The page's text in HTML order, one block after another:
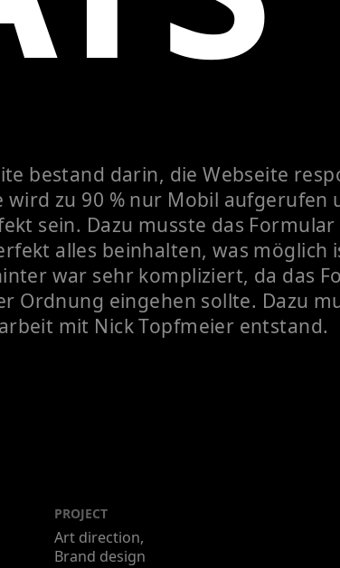
bestand darin, die Webseite
wird zu 90 % nur Mobil aufgerufen
sein. Dazu musste das Formular
alles beinhalten, was möglich
war sehr kompliziert, da das
Ordnung eingehen sollte. Dazu
mit Nick Topfmeier entstand.
PROJECT
Art direction,
Brand design